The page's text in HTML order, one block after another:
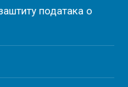
података о